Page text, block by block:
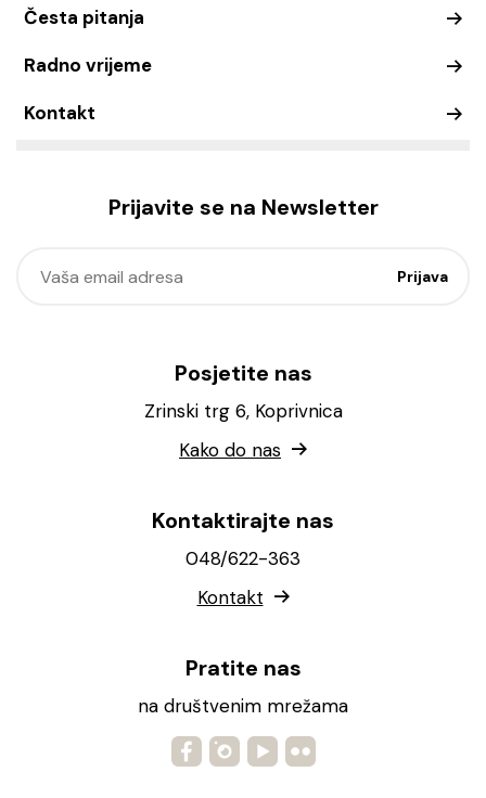
Česta pitanja
Radno vrijeme
Kontakt
Prijavite se na Newsletter
Posjetite nas
Zrinski trg 6, Koprivnica
Kako do nas
Kontaktirajte nas
048/622-363
Kontakt
Pratite nas
na društvenim mrežama